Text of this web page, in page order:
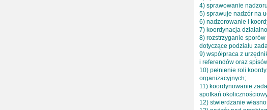
4) sprawowanie
5) sprawuje nadzór na
6) nadzorowanie i
7) koordynacja
8) rozstrzyganie
dotyczące podziału
9) współpraca z
i referendów oraz
10) pełnienie roli
organizacyjnych;
11) koordynowanie
spotkań
12) stwierdzanie